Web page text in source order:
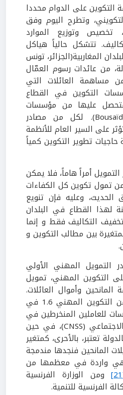
التكوين على الدوام محددا
وتطرح اليوم وفق
تخصيص وتوزيع الموارد
تتشكل حالياً هياكل
المغاربية(الجزائر، تونس
من عائدات رسوم العمّال
مساهمة العائلات التي
التكوين في القطاع
عليها من مؤسسات
التعاون الدولية (Bousaïd, 2000). لكل من مصادر
على السير العام للأنظمة
تطوير التكوين كمياً
أمراً هاماً، فلا يمكن
تمول تكوين كل الكفاءات
وعليه فإن تنويع
لهذا القطاع في البلدان
التكاليف فقط و إنما
بين مطالب التكوين و
التمويل المهني الأولي
التكوين المهني، تمويل
وأموال العائلات.
يشكل الرسم المستخلص من التكوين المهني 1.6 في
للعاملين المنخرطين في
الصندوق الوطني للضمان الاجتماعي (CNSS)، في حين
تعتبر، بالأحرى، كمتغير
المانحين فنجدها مندمجة
واردة في معظمها من
ومن الوزارة الفرنسية
الفرنسية للتنمية.